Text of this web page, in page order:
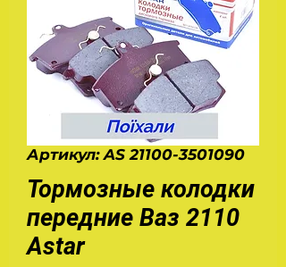
Артикул: AS 21100-3501090
Тормозные колодки
передние Ваз 2110
Astar